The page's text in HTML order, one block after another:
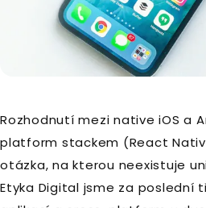
Rozhodnutí mezi native iOS a
platform stackem (React
otázka, na kterou neexistuje
Etyka Digital jsme za poslední